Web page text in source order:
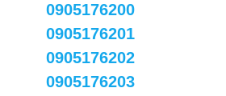
0905176200
0905176201
0905176202
0905176203